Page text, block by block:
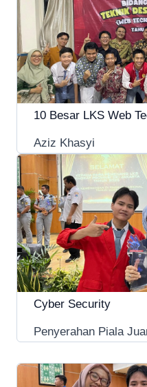
10 Besar LKS Web
Aziz Khasyi
Cyber Security
Penyerahan Piala